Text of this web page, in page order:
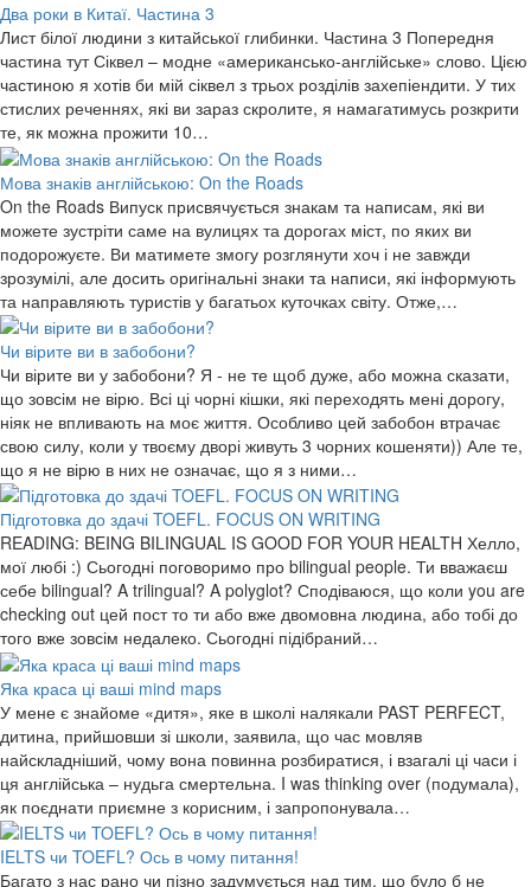
Два роки в Китаї. Частина 3
Лист білої людини з китайської глибинки. Частина 3 Попередня
частина тут Сіквел – модне «американсько-англійське» слово. Цією
частиною я хотів би мій сіквел з трьох розділів захепіендити. У тих
стислих реченнях, які ви зараз скролите, я намагатимусь розкрити
те, як можна прожити 10…
Мова знаків англійською: On the Roads
On the Roads Випуск присвячується знакам та написам, які ви
можете зустріти саме на вулицях та дорогах міст, по яких ви
подорожуєте. Ви матимете змогу розглянути хоч і не завжди
зрозумілі, але досить оригінальні знаки та написи, які інформують
та направляють туристів у багатьох куточках світу. Отже,…
Чи вірите ви в забобони?
Чи вірите ви у забобони? Я - не те щоб дуже, або можна сказати,
що зовсім не вірю. Всі ці чорні кішки, які переходять мені дорогу,
ніяк не впливають на моє життя. Особливо цей забобон втрачає
свою силу, коли у твоєму дворі живуть 3 чорних кошеняти)) Але те,
що я не вірю в них не означає, що я з ними…
Підготовка до здачі TOEFL. FOCUS ON WRITING
READING: BEING BILINGUAL IS GOOD FOR YOUR HEALTH Хелло,
мої любі :) Сьогодні поговоримо про bilingual people. Ти вважаєш
себе bilingual? A trilingual? A polyglot? Сподіваюся, що коли you are
checking out цей пост то ти або вже двомовна людина, або тобі до
того вже зовсім недалеко. Сьогодні підібраний…
Яка краса ці ваші mind maps
У мене є знайоме «дитя», яке в школі налякали PAST PERFECT,
дитина, прийшовши зі школи, заявила, що час мовляв
найскладніший, чому вона повинна розбиратися, і взагалі ці часи і
ця англійська – нудьга смертельна. I was thinking over (подумала),
як поєднати приємне з корисним, і запропонувала…
IELTS чи TOEFL? Ось в чому питання!
Багато з нас рано чи пізно задумується над тим, що було б не